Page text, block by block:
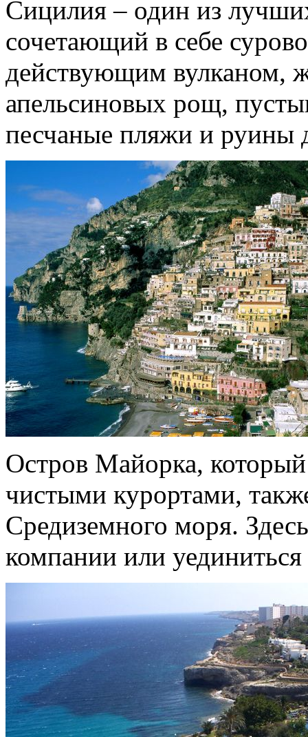
Сицилия – один из
сочетающий в себе
действующим вулканом,
апельсиновых рощ,
песчаные пляжи и руины
Остров Майорка, который
чистыми курортами,
Средиземного моря.
компании или